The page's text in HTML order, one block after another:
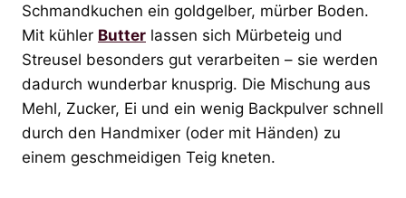
Schmandkuchen ein goldgelber, mürber Boden.
Mit kühler Butter lassen sich Mürbeteig und
Streusel besonders gut verarbeiten – sie werden
dadurch wunderbar knusprig. Die Mischung aus
Mehl, Zucker, Ei und ein wenig Backpulver schnell
durch den Handmixer (oder mit Händen) zu
einem geschmeidigen Teig kneten.